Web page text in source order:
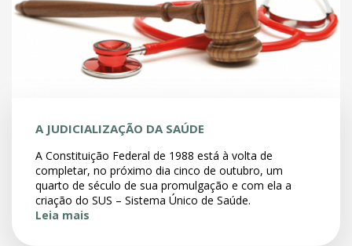
A JUDICIALIZAÇÃO DA SAÚDE
A Constituição Federal de 1988 está à volta de
completar, no próximo dia cinco de outubro, um
quarto de século de sua promulgação e com ela a
criação do SUS – Sistema Único de Saúde.
Leia mais